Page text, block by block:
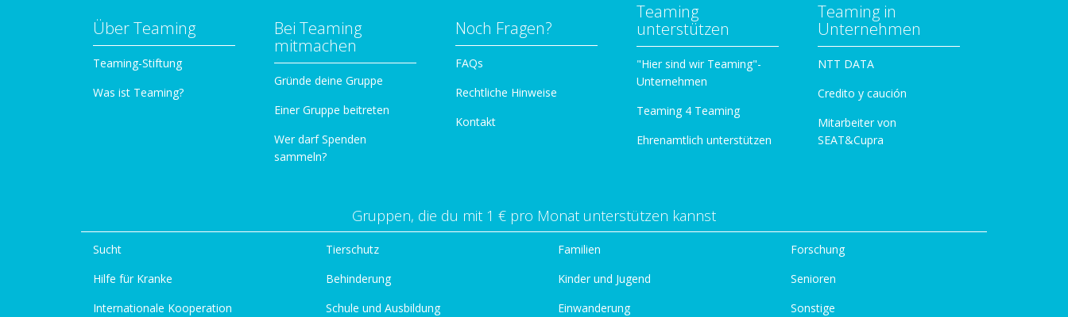
Über Teaming
Teaming-Stiftung
Was ist Teaming?
Bei Teaming
mitmachen
Gründe deine Gruppe
Einer Gruppe beitreten
Wer darf Spenden
sammeln?
Noch Fragen?
FAQs
Rechtliche Hinweise
Kontakt
Teaming
unterstützen
"Hier sind wir Teaming"-
Unternehmen
Teaming 4 Teaming
Ehrenamtlich unterstützen
Teaming in
Unternehmen
NTT DATA
Credito y caución
Mitarbeiter von
SEAT&Cupra
Gruppen, die du mit 1 € pro Monat unterstützen kannst
Sucht
Hilfe für Kranke
Internationale Kooperation
Tierschutz
Behinderung
Schule und Ausbildung
Familien
Kinder und Jugend
Einwanderung
Forschung
Senioren
Sonstige